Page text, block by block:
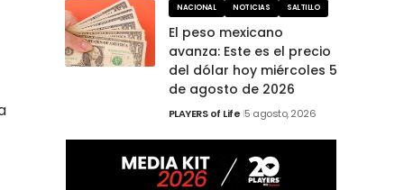
NACIONAL NOTICIAS SALTILLO
El peso mexicano
avanza: Este es el precio
del dólar hoy miércoles 5
de agosto de 2026
PLAYERS of Life 5 agosto, 2026